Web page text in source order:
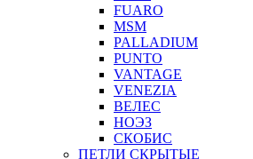
FUARO
MSM
PALLADIUM
PUNTO
VANTAGE
VENEZIA
ВЕЛЕС
НОЭЗ
СКОБИС
ПЕТЛИ СКРЫТЫЕ